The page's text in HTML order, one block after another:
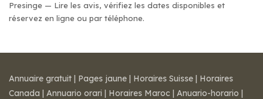
Presinge — Lire les avis, vérifiez les dates disponibles et
réservez en ligne ou par téléphone.
Annuaire gratuit | Pages jaune | Horaires Suisse | Horaires
Canada | Annuario orari | Horaires Maroc | Anuario-horario |